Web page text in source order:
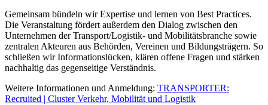
Gemeinsam bündeln wir Expertise und lernen von Best Practices.
Die Veranstaltung fördert außerdem den Dialog zwischen den
Unternehmen der Transport/Logistik- und Mobilitätsbranche sowie
zentralen Akteuren aus Behörden, Vereinen und Bildungsträgern. So
schließen wir Informationslücken, klären offene Fragen und stärken
nachhaltig das gegenseitige Verständnis.
Weitere Informationen und Anmeldung: TRANSPORTER:
Recruited | Cluster Verkehr, Mobilität und Logistik